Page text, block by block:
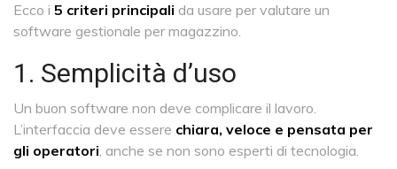
Ecco i 5 criteri principali da usare per valutare un
software gestionale per magazzino.
1. Semplicità d’uso
Un buon software non deve complicare il lavoro.
L’interfaccia deve essere chiara, veloce e pensata per
gli operatori, anche se non sono esperti di tecnologia.